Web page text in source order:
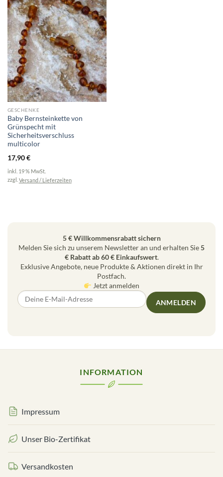
GESCHENKE
Baby Bernsteinkette von
Grünspecht mit
Sicherheitsverschluss
multicolor
17,90€
inkl. 19 % MwSt.
zzgl. Versand / Lieferzeiten
5 € Willkommensrabatt sichern
Melden Sie sich zu unserem Newsletter an und erhalten Sie5
€ Rabatt ab 60 € Einkaufswert.
Exklusive Angebote, neue Produkte & Aktionen direkt in Ihr
Postfach.
Jetzt anmelden
ANMELDEN
INFORMATION
Impressum
Unser Bio-Zertifikat
Versandkosten